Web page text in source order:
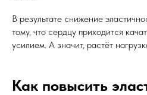
В результате снижение
тому, что сердцу приходится
усилием. А значит, растёт
Как повысить